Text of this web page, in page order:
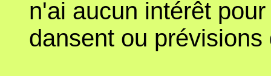
n'ai aucun intérêt
dansent ou prévisions